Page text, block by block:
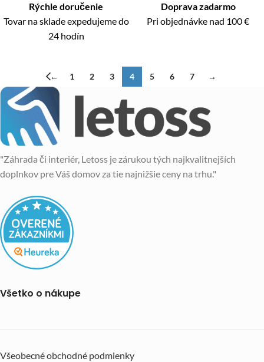
Rýchle doručenie
Tovar na sklade expedujeme do
24 hodín
Doprava zadarmo
Pri objednávke nad 100 €
← 1 2 3 4 5 6 7 →
"Záhrada či interiér, Letoss je zárukou tých najkvalitnejších
doplnkov pre Váš domov za tie najnižšie ceny na trhu."
Všetko o nákupe
Všeobecné obchodné podmienky